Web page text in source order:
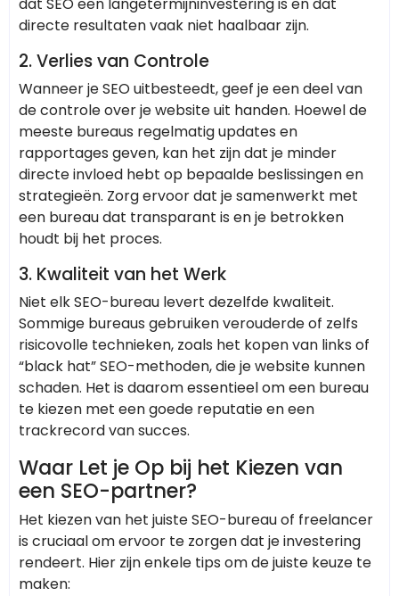
directe resultaten vaak niet haalbaar zijn.
2.Verlies van Controle
Wanneer je SEO uitbesteedt, geef je een deel van
de controle over je website uit handen. Hoewel de
meeste bureaus regelmatig updates en
rapportages geven, kan het zijn dat je minder
directe invloed hebt op bepaalde beslissingen en
strategieën. Zorg ervoor dat je samenwerkt met
een bureau dat transparant is en je betrokken
houdt bij het proces.
3. Kwaliteit van het Werk
Niet elk SEO-bureau levert dezelfde kwaliteit.
Sommige bureaus gebruiken verouderde of zelfs
risicovolle technieken, zoals het kopen van links of
“black hat” SEO-methoden, die je website kunnen
schaden. Het is daarom essentieel om een bureau
te kiezen met een goede reputatie en een
trackrecord van succes.
Waar Let je Op bij het Kiezen van
een SEO-partner?
Het kiezen van het juiste SEO-bureau of freelancer
is cruciaal om ervoor te zorgen dat je investering
rendeert. Hier zijn enkele tips om de juiste keuze te
maken: